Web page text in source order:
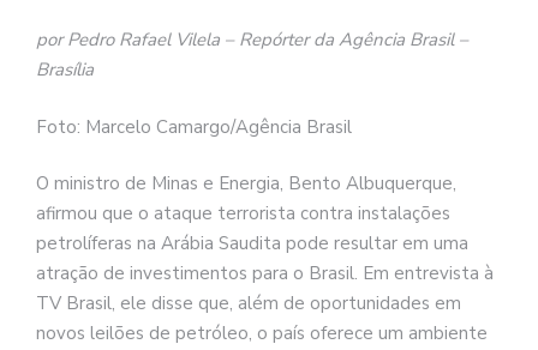
por Pedro Rafael Vilela – Repórter da Agência Brasil –
Brasília
Foto: Marcelo Camargo/Agência Brasil
O ministro de Minas e Energia, Bento Albuquerque,
afirmou que o ataque terrorista contra instalações
petrolíferas na Arábia Saudita pode resultar em uma
atração de investimentos para o Brasil. Em entrevista à
TV Brasil, ele disse que, além de oportunidades em
novos leilões de petróleo, o país oferece um ambiente